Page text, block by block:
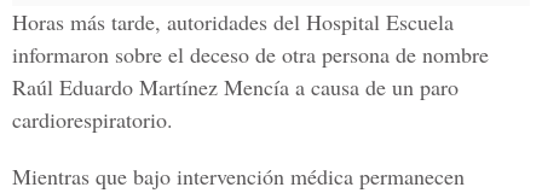
Horas más tarde, autoridades del Hospital Escuela
informaron sobre el deceso de otra persona de nombre
Raúl Eduardo Martínez Mencía a causa de un paro
cardiorespiratorio.
Mientras que bajo intervención médica permanecen